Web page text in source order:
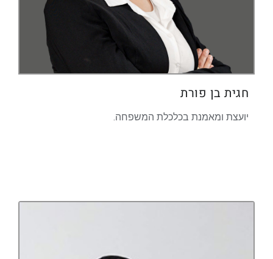
חגית בן פורת
יועצת ומאמנת בכלכלת המשפחה.